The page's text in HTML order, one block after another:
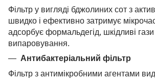
Фільтр у вигляді бджолиних сот з
швидко і ефективно затримує
адсорбує формальдегід, шкідливі гази
випаровування.
Антибактеріальний фільтр
Фільтр з антимікробними агентами